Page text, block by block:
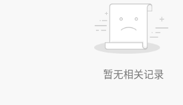
暂无相关记录